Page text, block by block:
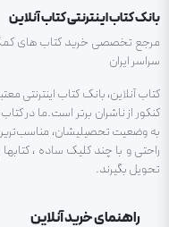
بانک کتاب اینترنتی کتاب آنلاین
مرجع تخصصی خرید کتاب های کمک
سراسر ایران
کتاب آنلاین، بانک کتاب
کنکور از ناشران برتر است.ما در
به وضعیت تحصیلیشان،
راحتی و با چند کلیک ساده ،
تحویل بگیرند.
راهنمای خرید آنلاین